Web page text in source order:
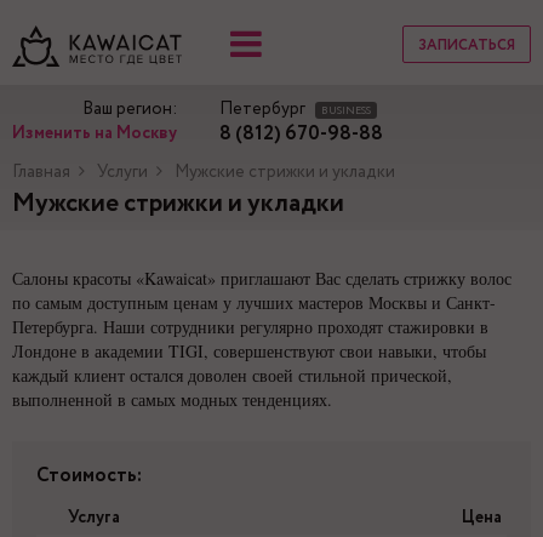
ЗАПИСАТЬСЯ
Ваш регион:
Изменить на Москву
Петербург BUSINESS
8 (812) 670-98-88
Главная Услуги Мужские стрижки и укладки
Мужские стрижки и укладки
Салоны красоты «Kawaicat» приглашают Вас сделать стрижку волос
по самым доступным ценам у лучших мастеров Москвы и Санкт-
Петербурга. Наши сотрудники регулярно проходят стажировки в
Лондоне в академии TIGI, совершенствуют свои навыки, чтобы
каждый клиент остался доволен своей стильной прической,
выполненной в самых модных тенденциях.
Стоимость:
Услуга
Цена